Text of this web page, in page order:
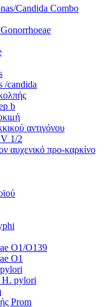
Candida Combo
/candida
b
αντιγόνου
1/2
αυχενικό προ-καρκίνο
O1/O139
O1
H. pylori
Prom